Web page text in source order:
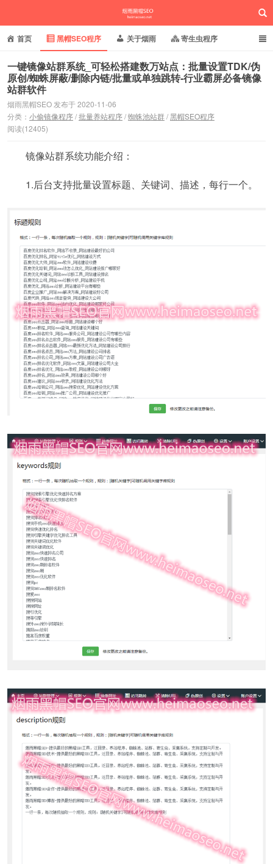
烟雨黑帽SEO
首页 黑帽SEO程序 关于烟雨 寄生虫程序
泛目录程序 蜘蛛池站群 小偷镜像程序
批量养站程序
相关新闻动态
一键镜像站群系统_可轻松搭建数万站点：批量设置TDK/伪
原创/蜘蛛屏蔽/删除内链/批量或单独跳转-行业霸屏必备镜像
站群软件
烟雨黑帽SEO 发布于 2020-11-06
分类： 小偷镜像程序/批量养站程序/蜘蛛池站群/黑帽SEO程序
阅读(12405)
镜像站群系统功能介绍：
1.后台支持批量设置标题、关键词、描述，每行一个。